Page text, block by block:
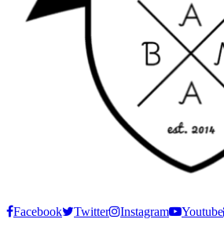
Facebook Twitter Instagram Youtube